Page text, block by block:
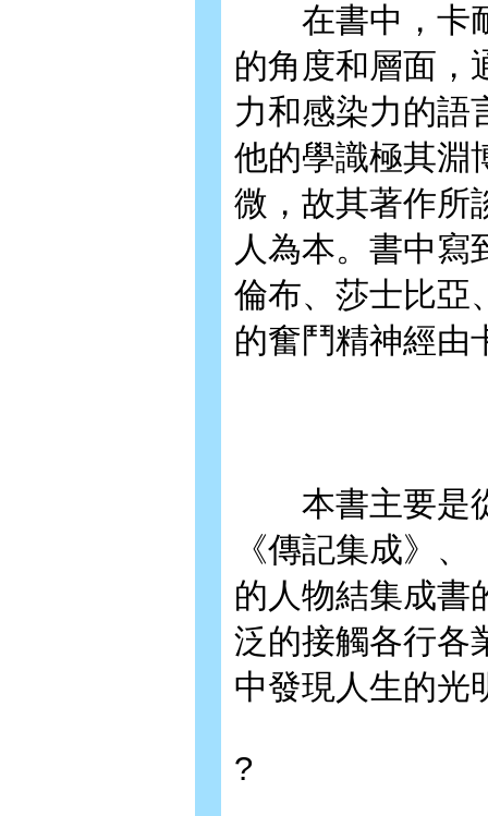
在書中，卡耐
的角度和層面，
力和感染力的語
他的學識極其淵
微，故其著作所
人為本。書中寫
倫布、莎士比亞
的奮鬥精神經由
本書主要是從
《傳記集成》
的人物結集成書
泛的接觸各行各
中發現人生的
?